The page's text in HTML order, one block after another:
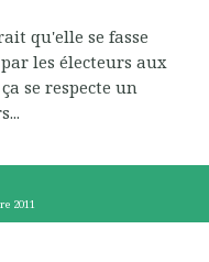
qu'elle se fasse
les électeurs aux
se respecte un
2011